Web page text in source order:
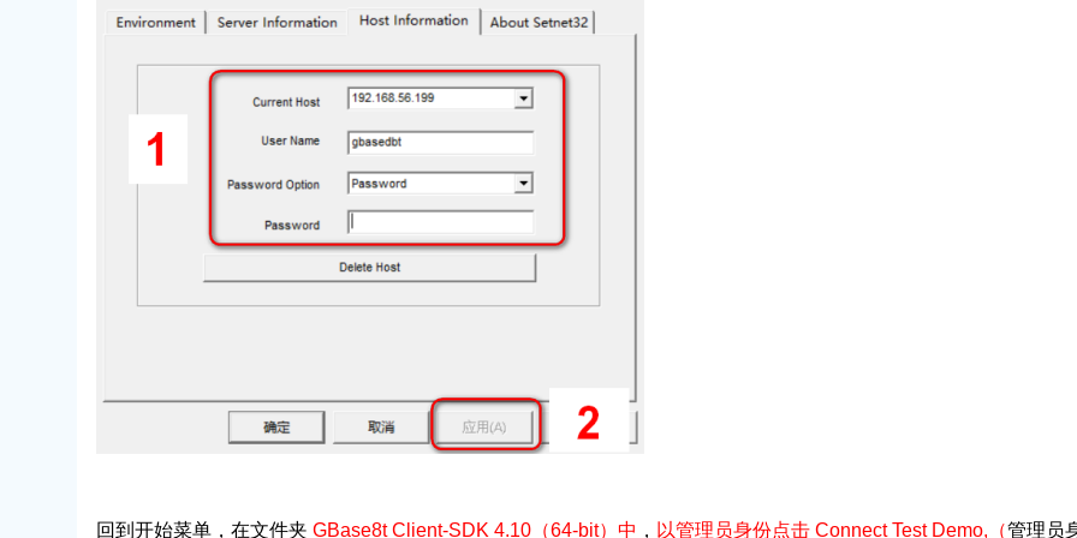
回到开始菜单，在文件夹 GBase8t Client-SDK 4.10（64-bit）中 ， 以管理员身份点击 Connect Test Demo,（管理员